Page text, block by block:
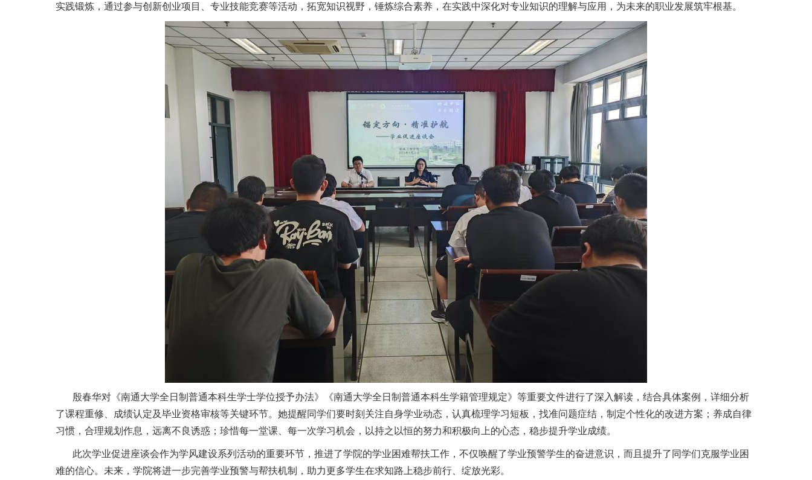
实践锻炼，通过参与创新创业项目、专业技能竞赛等活动，拓宽知识视野，锤炼综合素养，在实践中深化对专业知识的理解与应用，为未来的职业发展筑牢根基。
殷春华对《南通大学全日制普通本科生学士学位授予办法》《南通大学全日制普通本科生学籍管理规定》等重要文件进行了深入解读，结合具体案例，详细分析
了课程重修、成绩认定及毕业资格审核等关键环节。她提醒同学们要时刻关注自身学业动态，认真梳理学习短板，找准问题症结，制定个性化的改进方案；养成自律
习惯，合理规划作息，远离不良诱惑；珍惜每一堂课、每一次学习机会，以持之以恒的努力和积极向上的心态，稳步提升学业成绩。
此次学业促进座谈会作为学风建设系列活动的重要环节，推进了学院的学业困难帮扶工作，不仅唤醒了学业预警学生的奋进意识，而且提升了同学们克服学业困
难的信心。未来，学院将进一步完善学业预警与帮扶机制，助力更多学生在求知路上稳步前行、绽放光彩。